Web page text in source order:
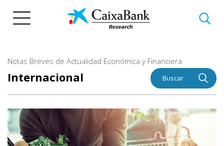
Notas Breves de Actualidad Económica y Financiera
Internacional Buscar